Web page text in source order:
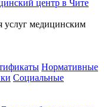
услуг медицинским
Нормативные
Социальные